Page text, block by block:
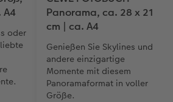
A4
oder
Panorama, ca. 28 x 21
cm | ca. A4
Genießen Sie Skylines und
andere einzigartige
Momente mit diesem
Panoramaformat in voller
Größe.